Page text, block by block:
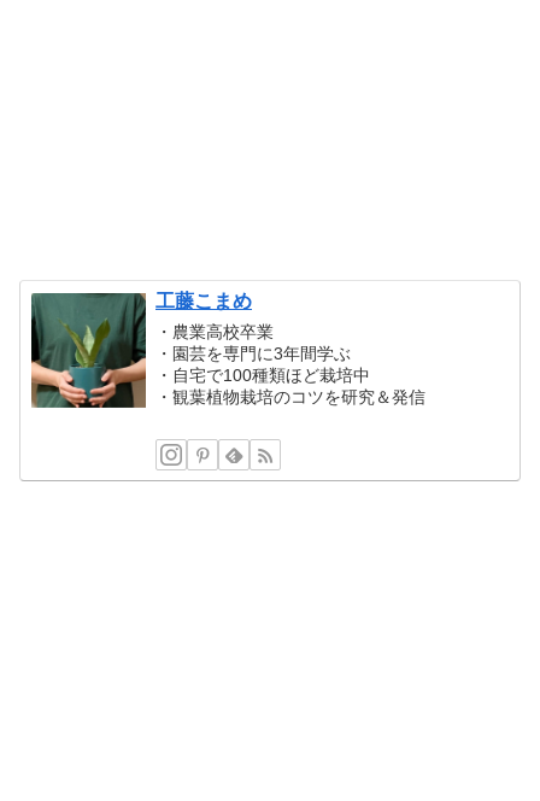
工藤こまめ
・農業高校卒業
・園芸を専門に3年間学ぶ
・自宅で100種類ほど栽培中
・観葉植物栽培のコツを研究＆発信